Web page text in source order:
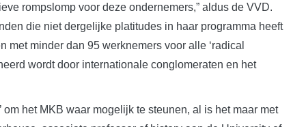
rompslomp voor deze ondernemers,” aldus de VVD.
die niet dergelijke platitudes in haar programma heeft
minder dan 95 werknemers voor alle ‘radical
wordt door internationale conglomeraten en het
het MKB waar mogelijk te steunen, al is het maar met